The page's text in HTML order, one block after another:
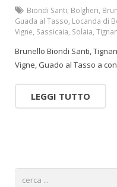
Biondi Santi Bolgheri
Guada al Tasso Locanda di
Vigne Sassicaia Solaia
Brunello Biondi Santi,
Vigne, Guado al Tasso a
LEGGI TUTTO